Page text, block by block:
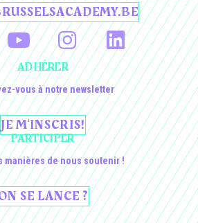
ADHÉRER
vous à notre newsletter
JE M'INSCRIS!
PARTICIPER
manières de nous soutenir !
SE LANCE ?